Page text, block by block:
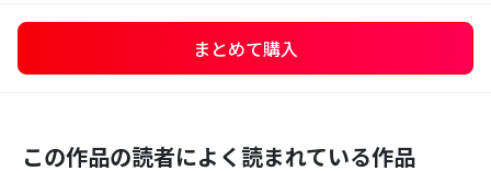
まとめて購入
この作品の読者によく読まれている作品